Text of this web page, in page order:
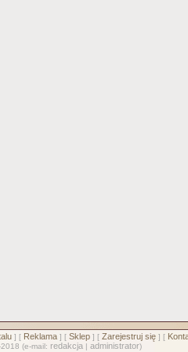
] [ Reklama] [ Sklep] [ Zarejestruj się] [
(e-mail: redakcja | administrator)